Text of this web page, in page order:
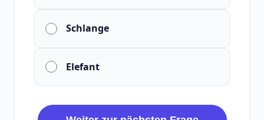
Schlange
Elefant